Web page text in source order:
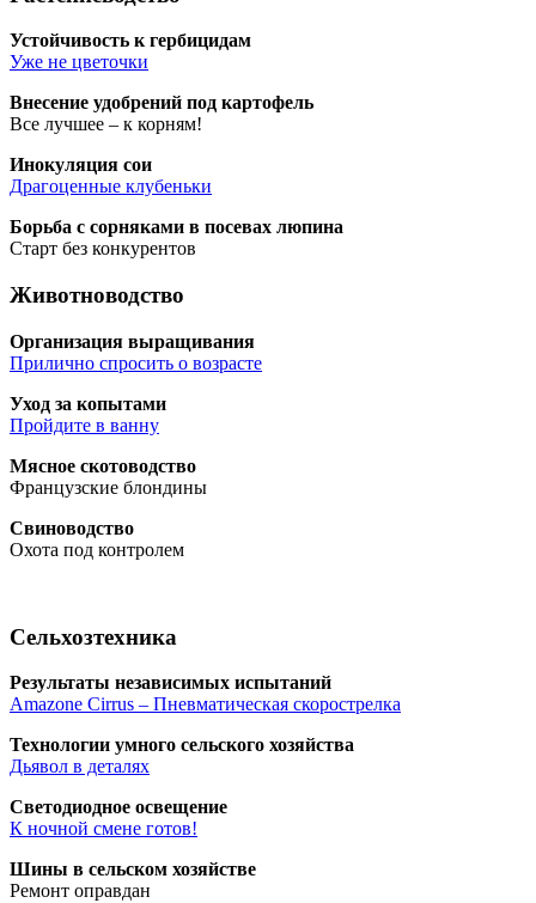
Устой­чи­вость к гербицидам
Уже не цветочки
Вне­се­ние удоб­ре­ний под картофель
Все луч­шее – к корням!
Ино­ку­ля­ция сои
Дра­го­цен­ные клубеньки
Борь­ба с сор­ня­ка­ми в посе­вах люпина
Старт без конкурентов
Животноводство
Орга­ни­за­ция выращивания
При­лич­но спро­сить о возрасте
Уход за копытами
Прой­ди­те в ванну
Мяс­ное скотоводство
Фран­цуз­ские блондины
Сви­но­вод­ство
Охо­та под контролем
Сельхозтехника
Резуль­та­ты неза­ви­си­мых испытаний
Amazone Cirrus – Пнев­ма­ти­че­ская скорострелка
Тех­но­ло­гии умно­го сель­ско­го хозяйства
Дья­вол в деталях
Све­то­ди­од­ное освещение
К ноч­ной смене готов!
Шины в сель­ском хозяйстве
Ремонт оправдан